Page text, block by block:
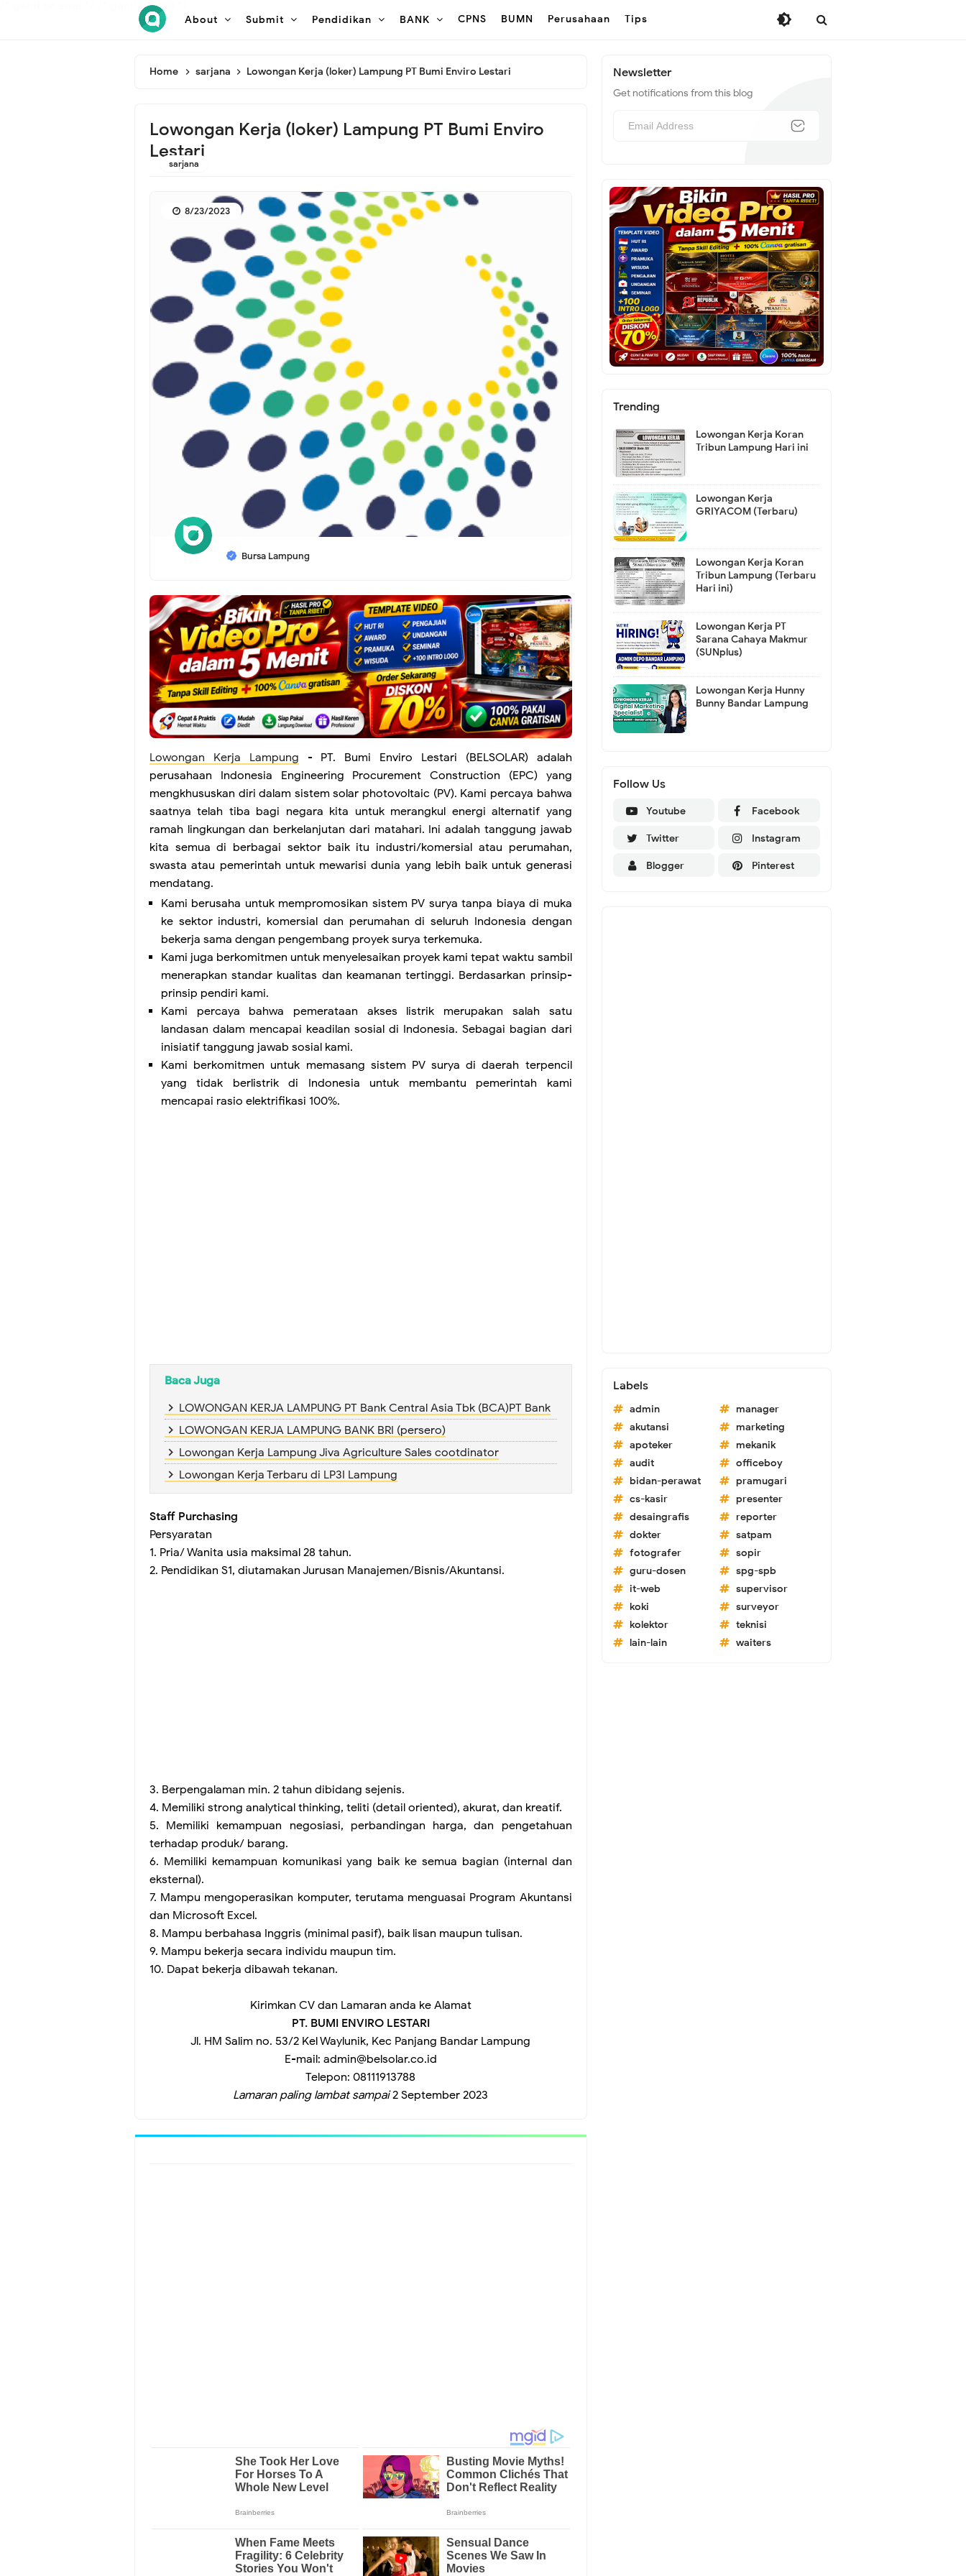
/* ganti br end */
About Submit Pendidikan BANK CPNS BUMN Perusahaan Tips
Home sarjana Lowongan Kerja (loker) Lampung PT Bumi Enviro Lestari
Lowongan Kerja (loker) Lampung PT Bumi Enviro
Lestari
sarjana
Bursa Lampung
8/23/2023
Lowongan Kerja Lampung - PT. Bumi Enviro Lestari (BELSOLAR) adalah
perusahaan Indonesia Engineering Procurement Construction (EPC) yang
mengkhususkan diri dalam sistem solar photovoltaic (PV). Kami percaya bahwa
saatnya telah tiba bagi negara kita untuk merangkul energi alternatif yang
ramah lingkungan dan berkelanjutan dari matahari. Ini adalah tanggung jawab
kita semua di berbagai sektor baik itu industri/komersial atau perumahan,
swasta atau pemerintah untuk mewarisi dunia yang lebih baik untuk generasi
mendatang.
Kami berusaha untuk mempromosikan sistem PV surya tanpa biaya di muka
ke sektor industri, komersial dan perumahan di seluruh Indonesia dengan
bekerja sama dengan pengembang proyek surya terkemuka.
Kami juga berkomitmen untuk menyelesaikan proyek kami tepat waktu sambil
menerapkan standar kualitas dan keamanan tertinggi. Berdasarkan prinsip-
prinsip pendiri kami.
Kami percaya bahwa pemerataan akses listrik merupakan salah satu
landasan dalam mencapai keadilan sosial di Indonesia. Sebagai bagian dari
inisiatif tanggung jawab sosial kami.
Kami berkomitmen untuk memasang sistem PV surya di daerah terpencil
yang tidak berlistrik di Indonesia untuk membantu pemerintah kami
mencapai rasio elektrifikasi 100%.
Baca Juga
LOWONGAN KERJA LAMPUNG PT Bank Central Asia Tbk (BCA)PT Bank
LOWONGAN KERJA LAMPUNG BANK BRI (persero)
Lowongan Kerja Lampung Jiva Agriculture Sales cootdinator
Lowongan Kerja Terbaru di LP3I Lampung
Staff Purchasing
Persyaratan
1. Pria/ Wanita usia maksimal 28 tahun.
2. Pendidikan S1, diutamakan Jurusan Manajemen/Bisnis/Akuntansi.
3. Berpengalaman min. 2 tahun dibidang sejenis.
4. Memiliki strong analytical thinking, teliti (detail oriented), akurat, dan kreatif.
5. Memiliki kemampuan negosiasi, perbandingan harga, dan pengetahuan
terhadap produk/ barang.
6. Memiliki kemampuan komunikasi yang baik ke semua bagian (internal dan
eksternal).
7. Mampu mengoperasikan komputer, terutama menguasai Program Akuntansi
dan Microsoft Excel.
8. Mampu berbahasa Inggris (minimal pasif), baik lisan maupun tulisan.
9. Mampu bekerja secara individu maupun tim.
10. Dapat bekerja dibawah tekanan.
Kirimkan CV dan Lamaran anda ke Alamat
PT. BUMI ENVIRO LESTARI
Jl. HM Salim no. 53/2 Kel Waylunik, Kec Panjang Bandar Lampung
E-mail: admin@belsolar.co.id
Telepon:08111913788
Lamaran paling lambat sampai2 September 2023
Newsletter
Get notifications from this blog
Trending
Lowongan Kerja Koran
Tribun Lampung Hari ini
Lowongan Kerja
GRIYACOM (Terbaru)
Lowongan Kerja Koran
Tribun Lampung (Terbaru
Hari ini)
Lowongan Kerja PT
Sarana Cahaya Makmur
(SUNplus)
Lowongan Kerja Hunny
Bunny Bandar Lampung
Follow Us
Youtube Facebook
Twitter Instagram
Blogger Pinterest
Labels
admin
akutansi
apoteker
audit
bidan-perawat
cs-kasir
desaingrafis
dokter
fotografer
guru-dosen
it-web
koki
kolektor
lain-lain
manager
marketing
mekanik
officeboy
pramugari
presenter
reporter
satpam
sopir
spg-spb
supervisor
surveyor
teknisi
waiters